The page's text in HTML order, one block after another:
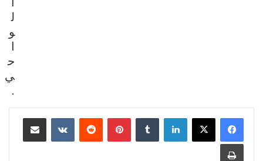
ل
و
ح
ي
.
لينكدإن بينتيريست مشاركة عبر البريد
طباعة